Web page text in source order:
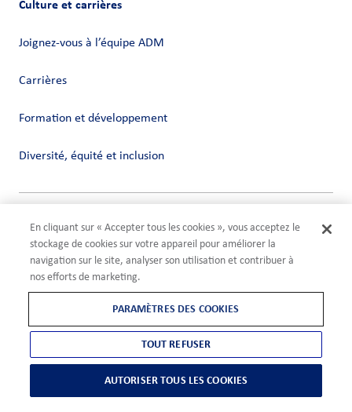
Culture et carrières
Joignez-vous à l’équipe ADM
Carrières
Formation et développement
Diversité, équité et inclusion
Vie privée
Conditions
Compliance
Paramètres des cookies
En cliquant sur « Accepter tous les cookies », vous acceptez le
stockage de cookies sur votre appareil pour améliorer la
navigation sur le site, analyser son utilisation et contribuer à
nos efforts de marketing.
PARAMÈTRES DES COOKIES
TOUT REFUSER
AUTORISER TOUS LES COOKIES